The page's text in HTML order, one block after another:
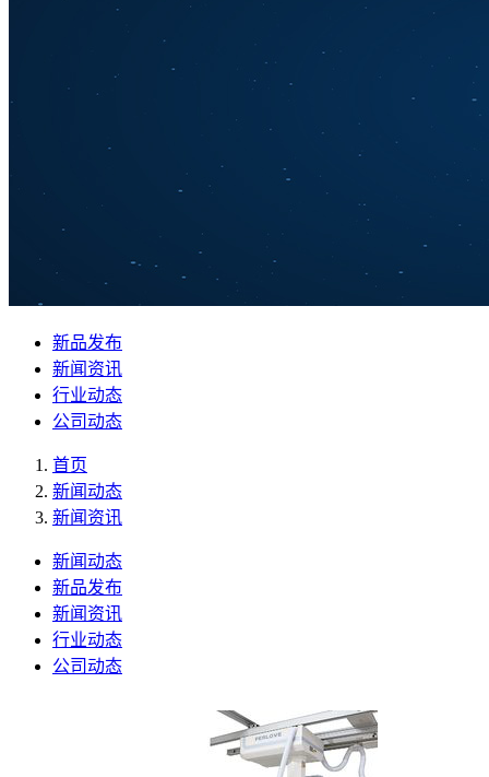
新品发布
新闻资讯
行业动态
公司动态
首页
新闻动态
新闻资讯
新闻动态
新品发布
新闻资讯
行业动态
公司动态